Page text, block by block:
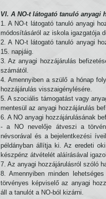
VI. A NO-t látogató tanuló anyagi
1. A NO-t látogató tanuló anyagi
módosításáról az iskola igazgatója
2. A NO-t látogató tanuló anyagi
15. napjáig.
3. Az anyagi hozzájárulás
számától.
4. Amennyiben a szülő a hónap
hozzájárulás visszaigénylésére.
5. A szociális támogatást vagy
mentesül az anyagi hozzájárulás
6. A NO anyagi hozzájárulásának
- a NO nevelője átveszi a
névsorával és a bejelentkezési
példányban állítja ki. Az eredeti
készpénz átvételét aláírásával
7. Az anyagi hozzájárulásról szóló
8. Amennyiben minden
törvényes képviselő az anyagi
áll a tanulót a NO-ból kizárni.